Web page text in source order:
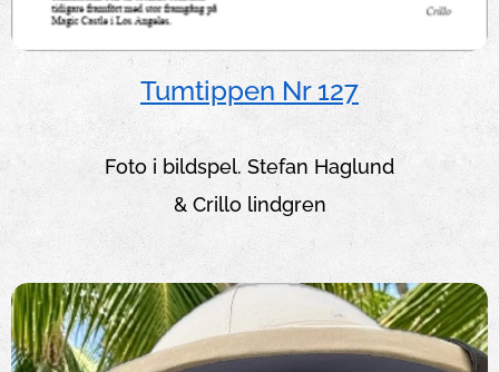
Tumtippen Nr 127
Foto i bildspel. Stefan Haglund
& Crillo lindgren